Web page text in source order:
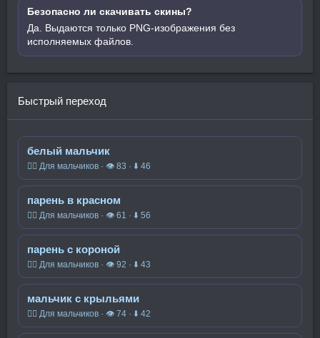
Безопасно ли скачивать скины?
Да. Выдаются только PNG-изображения без
исполняемых файлов.
Быстрый переход
белый мальчик
🧍‍♂️ Для мальчиков · 👁 83 · ⬇ 46
парень в красном
🧍‍♂️ Для мальчиков · 👁 61 · ⬇ 56
парень с короной
🧍‍♂️ Для мальчиков · 👁 92 · ⬇ 43
мальчик с крыльями
🧍‍♂️ Для мальчиков · 👁 74 · ⬇ 42